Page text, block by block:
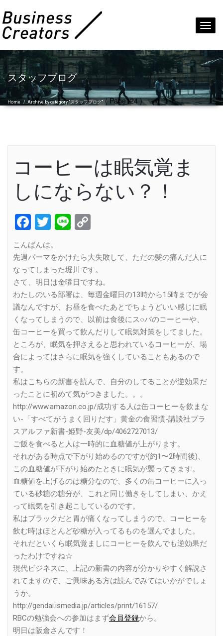
スタッフブログ
Home /Archive by category "スタッフブログ"( Page124 )
コーヒーは眠気覚ま
しにならない？！
Facebook
Twitter
Line
こんばんは。
先週パーマをかけたら大失敗して、ただの髪の痛んだ人に
なってしまった堀川です。
さて、明日は金曜日ですね。
わたしのいる部署は、毎週金曜日の13時から15時までが会
議なんですが、お昼を食べたあとでちょうどいい感じに眠
くなってしまうので、以前は食後にス○バのコーヒーや、
缶コーヒーを買って飲んだりして眠気対策をしてました。
ところが、眠気を押さえると思われているコーヒーが、場
合によってはさらに眠気を強くしていることもあるので
す。
私はこちらの新書を読んで、自分のしてることが逆効果だ
ったことに初めて気がつきました。。。
http://www.amazon.co.jp/成功する人は缶コーヒーを飲まな
い-「すべてがうまく回りだす」黄金の食習慣-講談社プラ
スアルファ新書-姫野-友美/dp/4062727013/
ご飯を食べると人は一時的に血糖値が上がります。
それがある時点で下がり始めるのですが(約1〜2時間後)、
この血糖値が下がり始めたときに眠気が襲ってきます。
血糖値を上げるのは糖分なので、多くの缶コーヒーに入っ
ている砂糖の糖分が、これと同じ働きをしてしまい、かえ
って眠気を引き起こしているのです。
私はブラックだと胃が痛くなってしまうので、コーヒーを
飲む時はほとんど砂糖が入ってるものを選んでました。
それだといくら眠気覚ましにコーヒーを飲んでも逆効果だ
ったわけですね☆
現代ビジネスに、上記の新書の内容が分かりやすく解説さ
れてますので、ご興味ある方は読んでみてはいかがでしょ
うか。
http://gendai.ismedia.jp/articles/print/16157/
RBCの勉強会への参加はまず会員登録から。
明日は阪倉さんです！